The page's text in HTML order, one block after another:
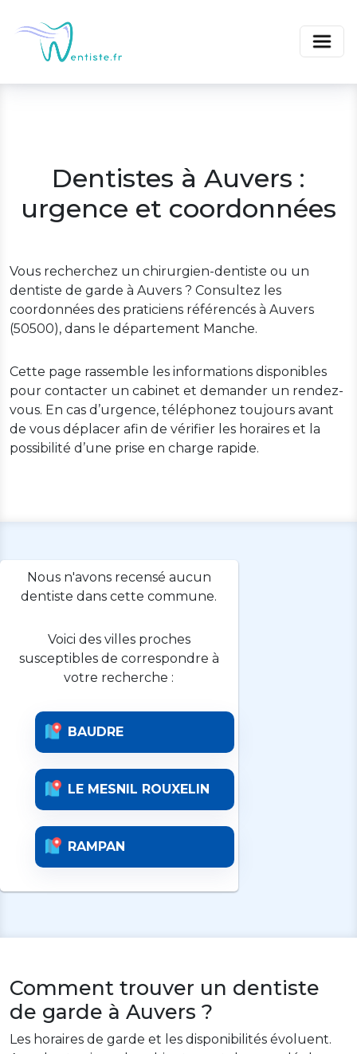
Dentistes à Auvers :
urgence et coordonnées
Vous recherchez un chirurgien-dentiste ou un
dentiste de garde à Auvers ? Consultez les
coordonnées des praticiens référencés à Auvers
(50500), dans le département Manche.
Cette page rassemble les informations disponibles
pour contacter un cabinet et demander un rendez-
vous. En cas d’urgence, téléphonez toujours avant
de vous déplacer afin de vérifier les horaires et la
possibilité d’une prise en charge rapide.
Nous n'avons recensé aucun
dentiste dans cette commune.
Voici des villes proches
susceptibles de correspondre à
votre recherche :
BAUDRE
LE MESNIL ROUXELIN
RAMPAN
Comment trouver un dentiste
de garde à Auvers ?
Les horaires de garde et les disponibilités évoluent.